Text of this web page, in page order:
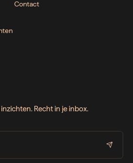
Contact
Recht in je inbox.